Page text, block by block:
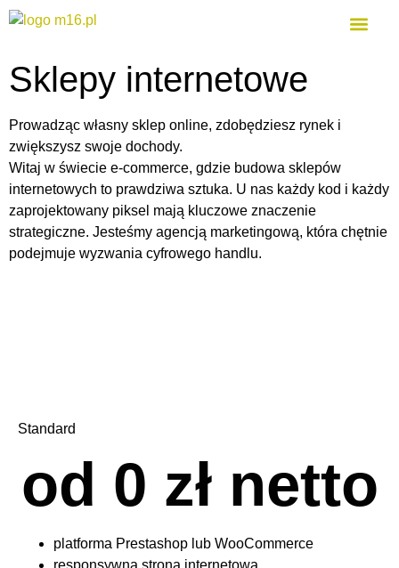
Sklepy internetowe
Prowadząc własny sklep online, zdobędziesz rynek i
zwiększysz swoje dochody.
Witaj w świecie e-commerce, gdzie budowa sklepów
internetowych to prawdziwa sztuka. U nas każdy kod i każdy
zaprojektowany piksel mają kluczowe znaczenie
strategiczne. Jesteśmy agencją marketingową, która chętnie
podejmuje wyzwania cyfrowego handlu.
Standard
od 0 zł netto
platforma Prestashop lub WooCommerce